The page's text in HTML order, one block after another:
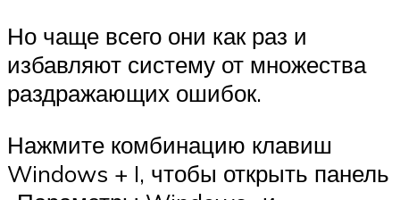
Но чаще всего они как раз и
избавляют систему от множества
раздражающих ошибок.
Нажмите комбинацию клавиш
Windows + I, чтобы открыть панель